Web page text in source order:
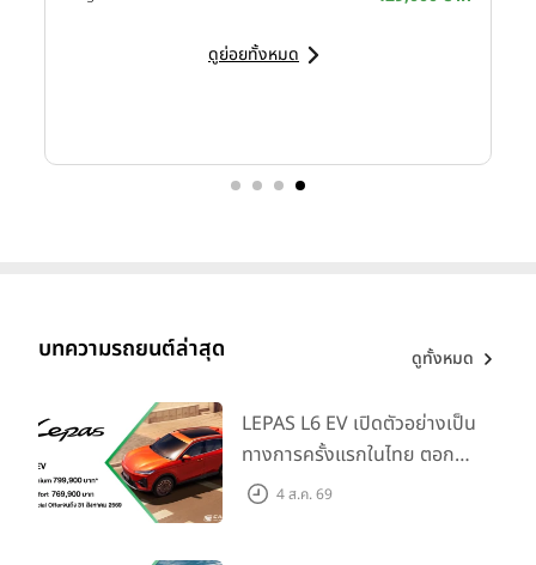
ดูย่อยทั้งหมด
บทความรถยนต์ล่าสุด ดูทั้งหมด
LEPAS L6 EV เปิดตัวอย่างเป็น
ทางการครั้งแรกในไทย ตอกย้ำ
วิสัยทัศน์ “Drive Your
4 ส.ค. 69